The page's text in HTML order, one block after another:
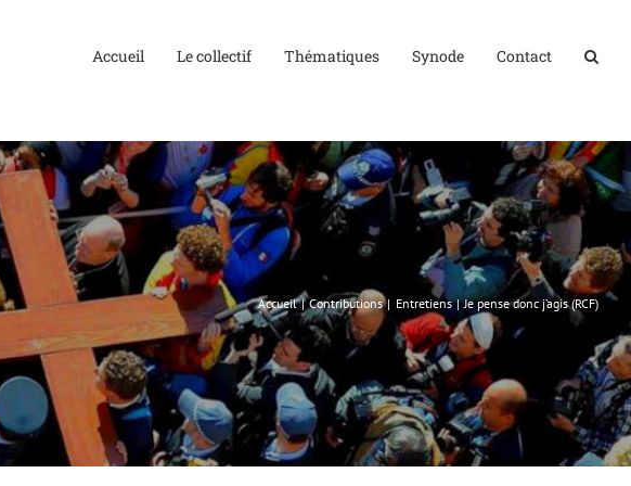
Accueil Le collectif Thématiques Synode Contact
Accueil Contributions Entretiens Je pense donc j’agis (RCF)